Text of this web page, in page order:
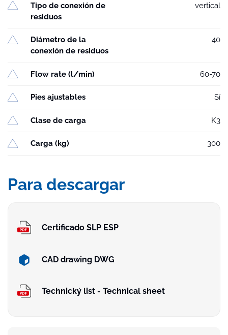
Tipo de conexión de
residuos
vertical
Diámetro de la
conexión de residuos
40
Flow rate (l/min) 60-70
Pies ajustables Sí
Clase de carga K3
Carga (kg) 300
Para descargar
Certificado SLP ESP
CAD drawing DWG
Technický list - Technical sheet